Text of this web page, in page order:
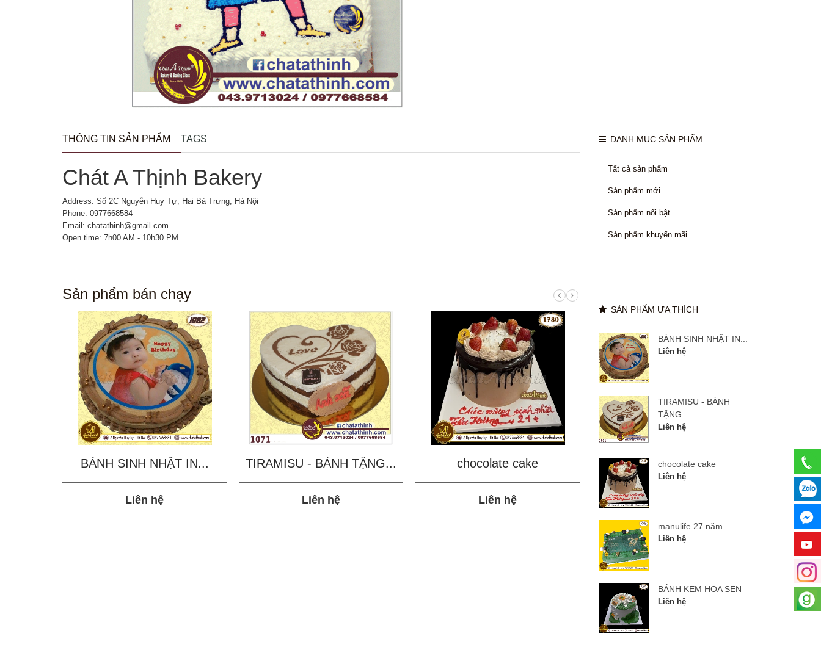
THÔNG TIN SẢN PHẨM TAGS
Chát A Thịnh Bakery
Address: Số 2C Nguyễn Huy Tự, Hai Bà Trưng, Hà Nội
Phone: 0977668584
Email: chatathinh@gmail.com
Open time: 7h00 AM - 10h30 PM
Sản phẩm bán chạy
BÁNH SINH NHẬT IN...
Liên hệ
TIRAMISU - BÁNH TẶNG...
Liên hệ
chocolate cake
Liên hệ
manulife 27 năm
DANH MỤC SẢN PHẨM
Tất cả sản phẩm
Sản phẩm mới
Sản phẩm nổi bật
Sản phẩm khuyến mãi
SẢN PHẨM ƯA THÍCH
BÁNH SINH NHẬT IN...
Liên hệ
TIRAMISU - BÁNH
TẶNG...
Liên hệ
chocolate cake
Liên hệ
manulife 27 năm
Liên hệ
BÁNH KEM HOA SEN
Liên hệ